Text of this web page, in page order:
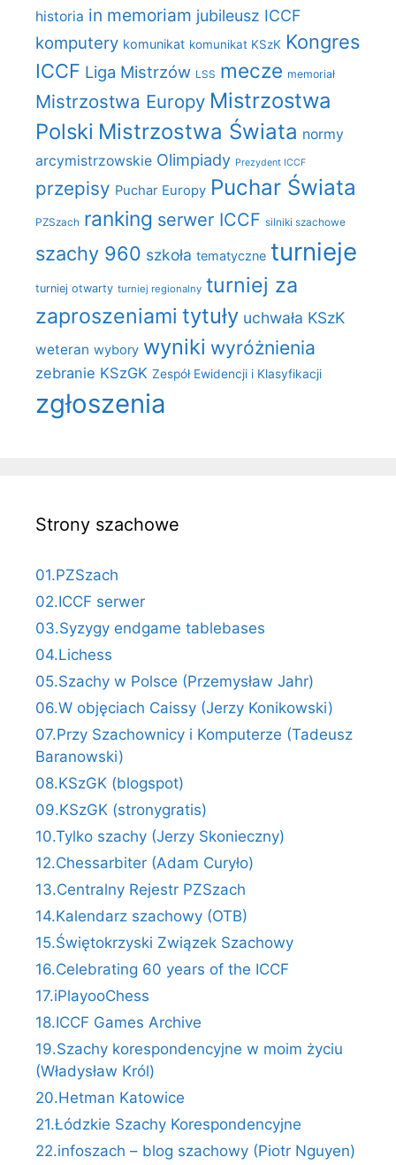
historia in memoriam jubileusz ICCF
komputery komunikat komunikat KSzK Kongres
ICCF Liga Mistrzów LSS mecze memoriał
Mistrzostwa Europy Mistrzostwa
Polski Mistrzostwa Świata normy
arcymistrzowskie Olimpiady Prezydent ICCF
przepisy Puchar Europy Puchar Świata
PZSzach ranking serwer ICCF silniki szachowe
szachy 960 szkoła tematyczne turnieje
turniej otwarty turniej regionalny turniej za
zaproszeniami tytuły uchwała KSzK
weteran wybory wyniki wyróżnienia
zebranie KSzGK Zespół Ewidencji i Klasyfikacji
zgłoszenia
Strony szachowe
01.PZSzach
02.ICCF serwer
03.Syzygy endgame tablebases
04.Lichess
05.Szachy w Polsce (Przemysław Jahr)
06.W objęciach Caissy (Jerzy Konikowski)
07.Przy Szachownicy i Komputerze (Tadeusz
Baranowski)
08.KSzGK (blogspot)
09.KSzGK (stronygratis)
10.Tylko szachy (Jerzy Skonieczny)
12.Chessarbiter (Adam Curyło)
13.Centralny Rejestr PZSzach
14.Kalendarz szachowy (OTB)
15.Świętokrzyski Związek Szachowy
16.Celebrating 60 years of the ICCF
17.iPlayooChess
18.ICCF Games Archive
19.Szachy korespondencyjne w moim życiu
(Władysław Król)
20.Hetman Katowice
21.Łódzkie Szachy Korespondencyjne
22.infoszach – blog szachowy (Piotr Nguyen)